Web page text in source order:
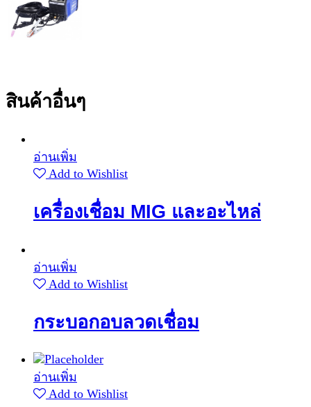
สินค้าอื่นๆ
อ่านเพิ่ม
Add to Wishlist
เครื่องเชื่อม MIG และอะไหล่
อ่านเพิ่ม
Add to Wishlist
กระบอกอบลวดเชื่อม
อ่านเพิ่ม
Add to Wishlist